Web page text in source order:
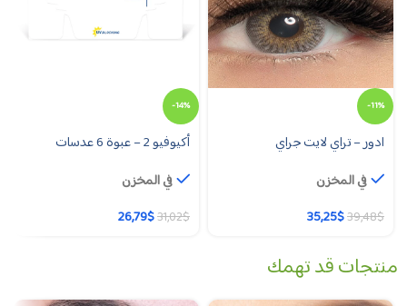
-11%
ادور – تراي لايت جراي
في المخزن
39,48$
35,25$
-14%
أكيوفيو 2 – عبوة 6 عدسات
في المخزن
31,02$
26,79$
منتجات قد تهمك